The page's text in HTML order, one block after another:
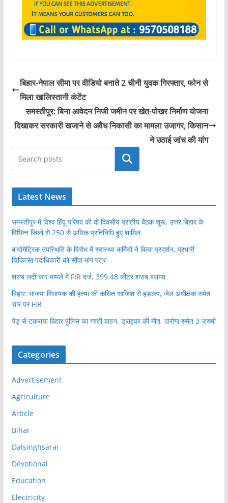
बिहार-नेपाल सीमा पर वीडियो बनाते 2 चीनी युवक गिरफ्तार, फोन से
मिला खालिस्तानी कंटेंट
समस्तीपुर: बिना आवेदन निजी जमीन पर खेत-पोखर निर्माण योजना
दिखाकर सरकारी खजाने से अवैध निकासी का मामला उजागर, किसान
ने उठाई जांच की मांग
खोजें
Latest News
समस्तीपुर में विश्व हिंदू परिषद की दो दिवसीय प्रांतीय बैठक शुरू, उत्तर बिहार के
विभिन्न जिलों से 250 से अधिक प्रतिनिधि हुए शामिल
बायोमेट्रिक उपस्थिति के विरोध में स्वास्थ्य कर्मियों ने किया प्रदर्शन, प्रभारी
चिकित्सा पदाधिकारी को सौंपा मांग पत्र
शराब लदी कार मामले में FIR दर्ज, 399.48 लीटर शराब बरामद
बिहार: भाजपा विधायक की हत्या की कथित साजिश से हड़कंप, जेल अधीक्षक समेत
चार पर FIR
पेड़ से टकराया बिहार पुलिस का गश्ती वाहन, ड्राइवर की मौत, दारोगा समेत 3 जख्मी
Categories
Advertisement
Agriculture
Article
Bihar
Dalsinghsarai
Devotional
Education
Electricity